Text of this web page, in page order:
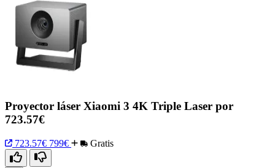
Proyector láser Xiaomi 3 4K Triple Laser por
723.57€
723.57€ 799€ Gratis